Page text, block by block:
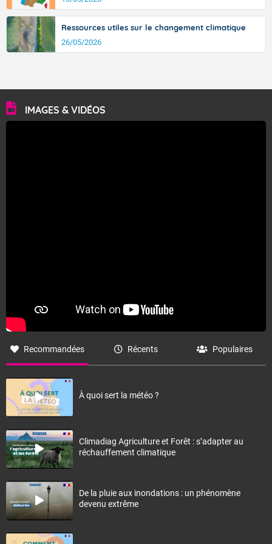
Ressources utiles sur le changement climatique
26/05/2026
IMAGES & VIDÉOS
Recommandées Récents Populaires
À quoi sert la météo ?
Climadiag Agriculture et Forêt : s’adapter au
réchauffement climatique
De la pluie aux inondations : un phénomène
devenu extrême